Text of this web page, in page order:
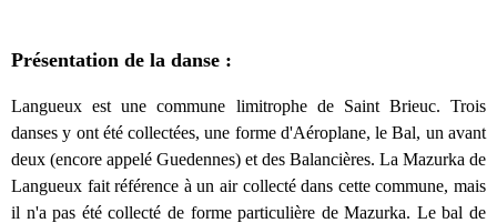
Présentation de la danse :
Langueux est une commune limitrophe de Saint Brieuc. Trois
danses y ont été collectées, une forme d'Aéroplane, le Bal, un avant
deux (encore appelé Guedennes) et des Balancières. La Mazurka de
Langueux fait référence à un air collecté dans cette commune, mais
il n'a pas été collecté de forme particulière de Mazurka. Le bal de